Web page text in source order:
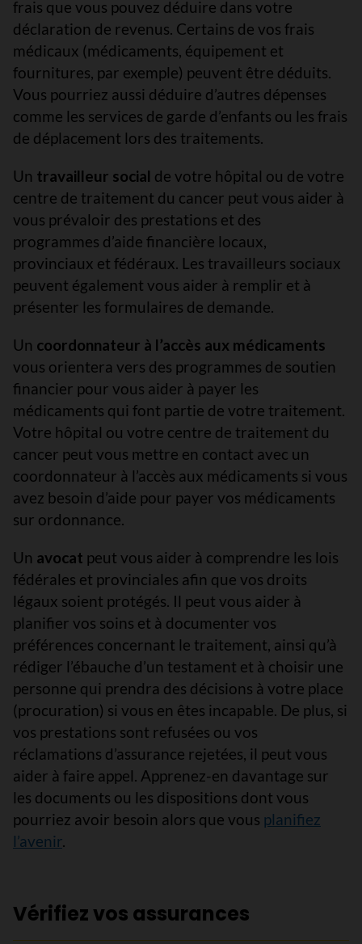
frais que vous pouvez déduire dans votre
déclaration de revenus. Certains de vos frais
médicaux (médicaments, équipement et
fournitures, par exemple) peuvent être déduits.
Vous pourriez aussi déduire d’autres dépenses
comme les services de garde d’enfants ou les frais
de déplacement lors des traitements.
Un travailleur social de votre hôpital ou de votre
centre de traitement du cancer peut vous aider à
vous prévaloir des prestations et des
programmes d’aide financière locaux,
provinciaux et fédéraux. Les travailleurs sociaux
peuvent également vous aider à remplir et à
présenter les formulaires de demande.
Un coordonnateur à l’accès aux médicaments
vous orientera vers des programmes de soutien
financier pour vous aider à payer les
médicaments qui font partie de votre traitement.
Votre hôpital ou votre centre de traitement du
cancer peut vous mettre en contact avec un
coordonnateur à l’accès aux médicaments si vous
avez besoin d’aide pour payer vos médicaments
sur ordonnance.
Un avocat peut vous aider à comprendre les lois
fédérales et provinciales afin que vos droits
légaux soient protégés. Il peut vous aider à
planifier vos soins et à documenter vos
préférences concernant le traitement, ainsi qu’à
rédiger l’ébauche d’un testament et à choisir une
personne qui prendra des décisions à votre place
(procuration) si vous en êtes incapable. De plus, si
vos prestations sont refusées ou vos
réclamations d’assurance rejetées, il peut vous
aider à faire appel. Apprenez-en davantage sur
les documents ou les dispositions dont vous
pourriez avoir besoin alors que vous planifiez
l’avenir.
Vérifiez vos assurances